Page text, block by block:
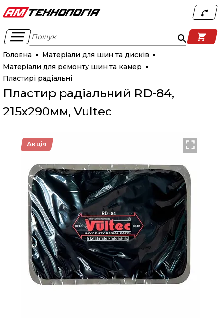
Пошук
Головна
Матеріали для шин та дисків
Матеріали для ремонту шин та камер
Пластирі радіальні
Пластир радіальний RD-84,
215х290мм, Vultec
Акція